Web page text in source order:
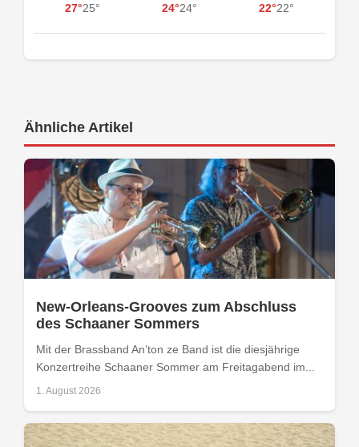
27°25° 24°24° 22°22°
Ähnliche Artikel
New-Orleans-Grooves zum Abschluss
des Schaaner Sommers
Mit der Brassband An’ton ze Band ist die diesjährige
Konzertreihe Schaaner Sommer am Freitagabend im...
1. August 2026